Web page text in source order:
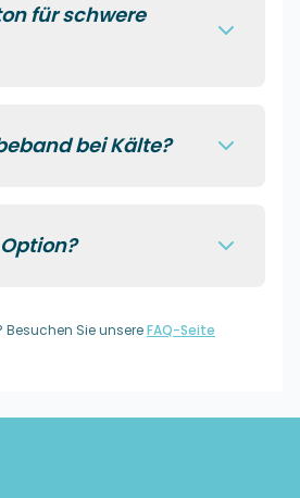
für schwere
bei Kälte?
Besuchen Sie unsereFAQ-Seite